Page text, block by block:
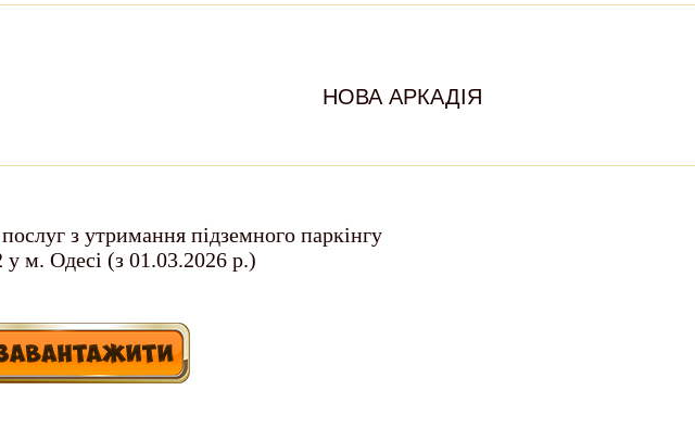
НОВА АРКАДІЯ
з утримання підземного паркінгу
у м. Одесі (з 01.03.2026 р.)